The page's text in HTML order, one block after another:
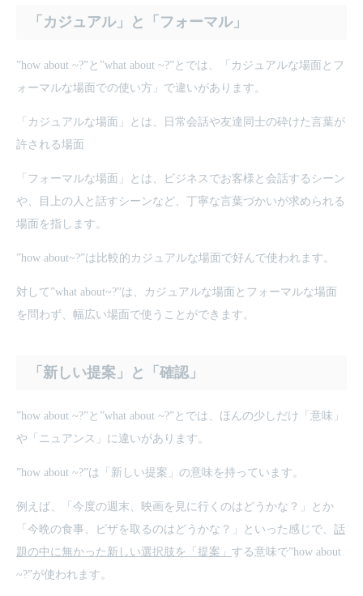
「カジュアル」と「フォーマル」
”how about ~?”と”what about ~?”とでは、「カジュアルな場面とフ
ォーマルな場面での使い方」で違いがあります。
「カジュアルな場面」とは、日常会話や友達同士の砕けた言葉が
許される場面
「フォーマルな場面」とは、ビジネスでお客様と会話するシーン
や、目上の人と話すシーンなど、丁寧な言葉づかいが求められる
場面を指します。
”how about~?”は比較的カジュアルな場面で好んで使われます。
対して”what about~?”は、カジュアルな場面とフォーマルな場面
を問わず、幅広い場面で使うことができます。
「新しい提案」と「確認」
”how about ~?”と”what about ~?”とでは、ほんの少しだけ「意味」
や「ニュアンス」に違いがあります。
”how about ~?”は「新しい提案」の意味を持っています。
例えば、「今度の週末、映画を見に行くのはどうかな？」とか
「今晩の食事、ピザを取るのはどうかな？」といった感じで、 話
題の中に無かった新しい選択肢を「提案」 する意味で”how about
~?”が使われます。